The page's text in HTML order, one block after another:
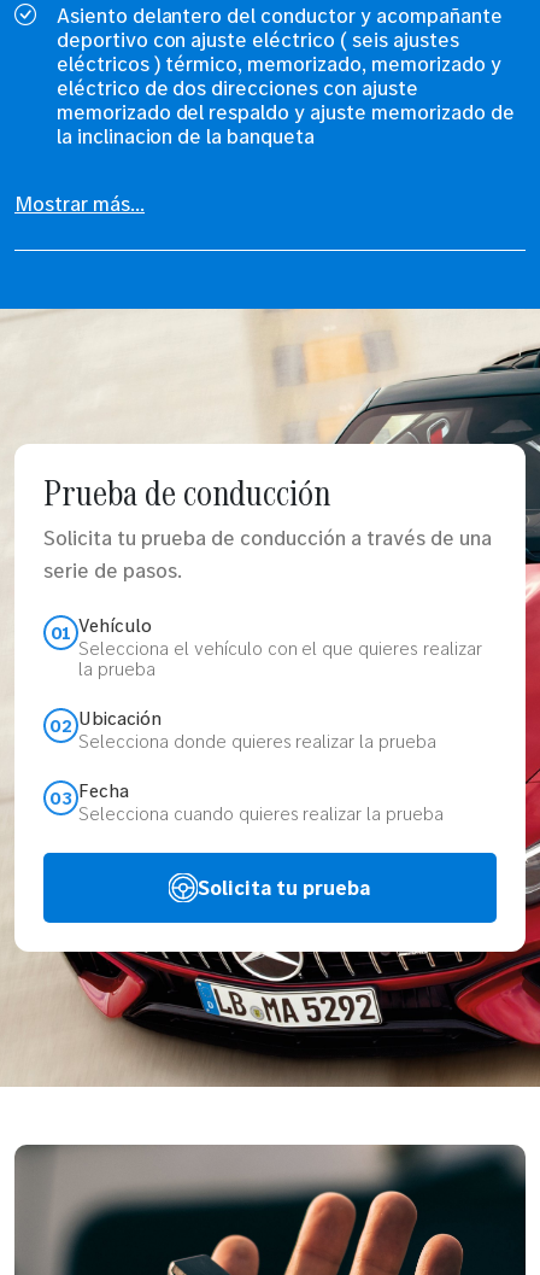
Asiento delantero del conductor y acompañante
deportivo con ajuste eléctrico ( seis ajustes
eléctricos ) térmico, memorizado, memorizado y
eléctrico de dos direcciones con ajuste
memorizado del respaldo y ajuste memorizado de
la inclinacion de la banqueta
Mostrar más...
Prueba de conducción
Solicita tu prueba de conducción a través de una
serie de pasos.
01 Vehículo
Selecciona el vehículo con el que quieres realizar
la prueba
02 Ubicación
Selecciona donde quieres realizar la prueba
03 Fecha
Selecciona cuando quieres realizar la prueba
Solicita tu prueba